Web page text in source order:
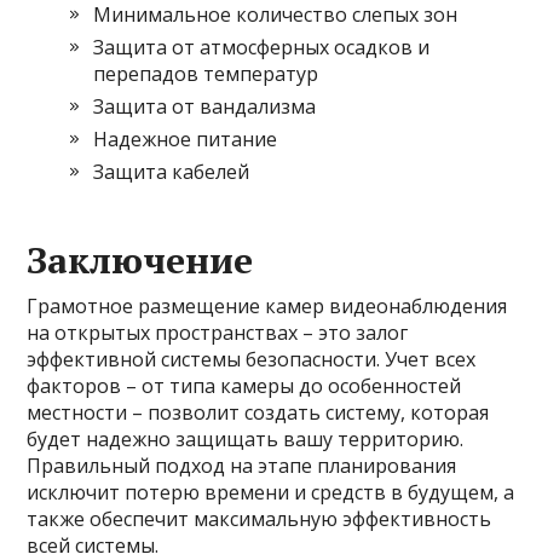
Минимальное количество слепых зон
Защита от атмосферных осадков и
перепадов температур
Защита от вандализма
Надежное питание
Защита кабелей
Заключение
Грамотное размещение камер видеонаблюдения
на открытых пространствах – это залог
эффективной системы безопасности. Учет всех
факторов – от типа камеры до особенностей
местности – позволит создать систему, которая
будет надежно защищать вашу территорию.
Правильный подход на этапе планирования
исключит потерю времени и средств в будущем, а
также обеспечит максимальную эффективность
всей системы.